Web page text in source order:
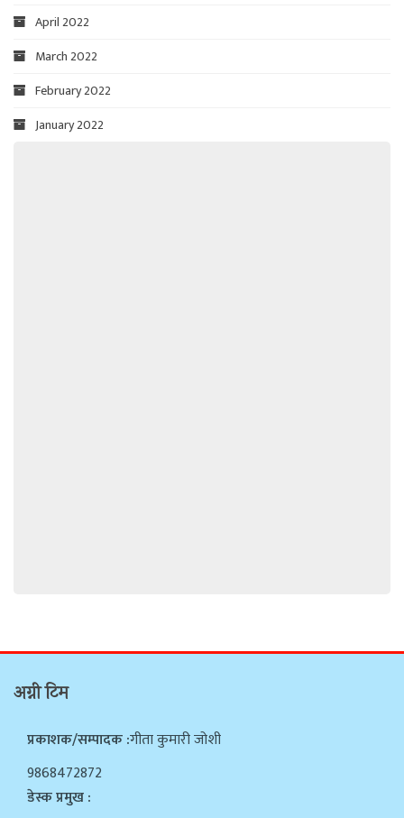
April 2022
March 2022
February 2022
January 2022
अग्नी टिम
प्रकाशक/सम्पादक :गीता कुमारी जोशी
9868472872
डेस्क प्रमुख :